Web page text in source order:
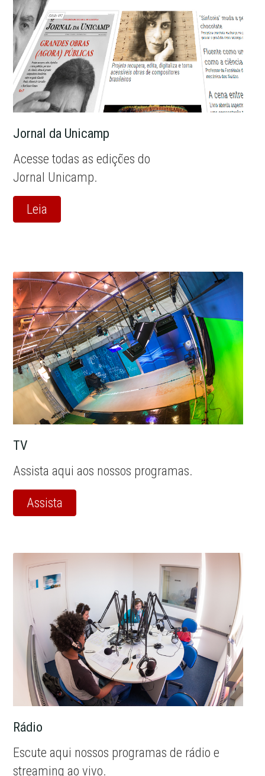
Jornal da Unicamp
Acesse todas as edições do
Jornal Unicamp.
Leia
TV
Assista aqui aos nossos programas.
Assista
Rádio
Escute aqui nossos programas de rádio e
streaming ao vivo.